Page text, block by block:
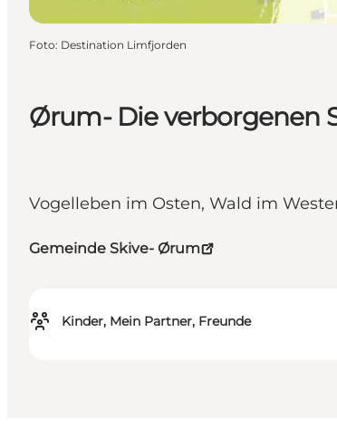
Ørum- Die verborgenen
Vogelleben im Osten, Wald im
Gemeinde Skive- Ørum
Kinder, Mein Partner, Freunde
Foto: Destination Limfjorden